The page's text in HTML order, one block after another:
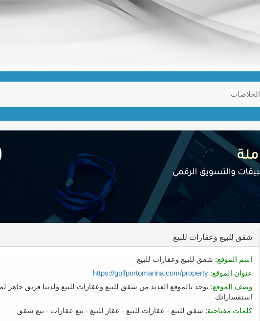
الخلاصات
شقق للبيع وعقارات للبيع
اسم الموقع: شقق للبيع وعقارات للبيع
عنوان الموقع: https://golfportomarina.com/property
وصف الموقع: يوجد بالموقع العديد من شقق للبيع وعقارات للبيع ولدينا فريق جاهز
استفساراتك
كلمات مفتاحية: شقق للبيع - عقارات للبيع - عقار للبيع - بيع عقارات - بيع شقق